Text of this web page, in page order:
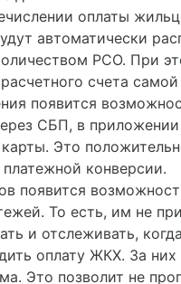
оплаты
автоматически
РСО. При
счета
появится
СБП, в
Это
конверсии.
появится
То есть, им не
и отслеживать,
оплату ЖКХ. За них
Это позволит не